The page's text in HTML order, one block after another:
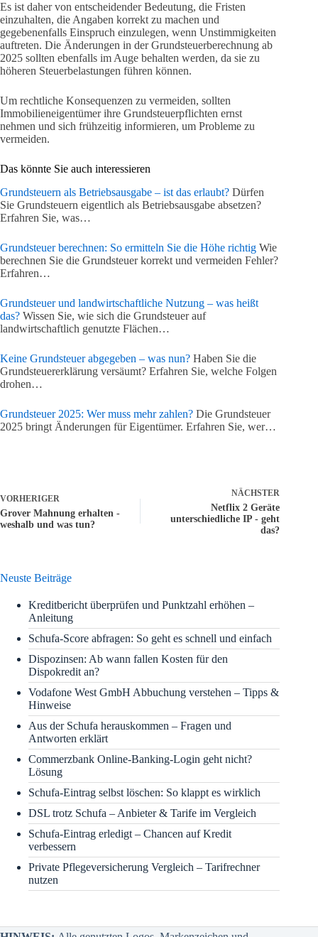
Es ist daher von entscheidender Bedeutung, die Fristen
einzuhalten, die Angaben korrekt zu machen und
gegebenenfalls Einspruch einzulegen, wenn Unstimmigkeiten
auftreten. Die Änderungen in der Grundsteuerberechnung ab
2025 sollten ebenfalls im Auge behalten werden, da sie zu
höheren Steuerbelastungen führen können.
Um rechtliche Konsequenzen zu vermeiden, sollten
Immobilieneigentümer ihre Grundsteuerpflichten ernst
nehmen und sich frühzeitig informieren, um Probleme zu
vermeiden.
Das könnte Sie auch interessieren
Grundsteuern als Betriebsausgabe – ist das erlaubt? Dürfen
Sie Grundsteuern eigentlich als Betriebsausgabe absetzen?
Erfahren Sie, was…
Grundsteuer berechnen: So ermitteln Sie die Höhe richtig Wie
berechnen Sie die Grundsteuer korrekt und vermeiden Fehler?
Erfahren…
Grundsteuer und landwirtschaftliche Nutzung – was heißt
das? Wissen Sie, wie sich die Grundsteuer auf
landwirtschaftlich genutzte Flächen…
Keine Grundsteuer abgegeben – was nun? Haben Sie die
Grundsteuererklärung versäumt? Erfahren Sie, welche Folgen
drohen…
Grundsteuer 2025: Wer muss mehr zahlen? Die Grundsteuer
2025 bringt Änderungen für Eigentümer. Erfahren Sie, wer…
VORHERIGER
Grover Mahnung erhalten -
weshalb und was tun?
NÄCHSTER
Netflix 2 Geräte
unterschiedliche IP - geht
das?
Neuste Beiträge
Kreditbericht überprüfen und Punktzahl erhöhen –
Anleitung
Schufa-Score abfragen: So geht es schnell und einfach
Dispozinsen: Ab wann fallen Kosten für den
Dispokredit an?
Vodafone West GmbH Abbuchung verstehen – Tipps &
Hinweise
Aus der Schufa herauskommen – Fragen und
Antworten erklärt
Commerzbank Online-Banking-Login geht nicht?
Lösung
Schufa-Eintrag selbst löschen: So klappt es wirklich
DSL trotz Schufa – Anbieter & Tarife im Vergleich
Schufa-Eintrag erledigt – Chancen auf Kredit
verbessern
Private Pflegeversicherung Vergleich – Tarifrechner
nutzen